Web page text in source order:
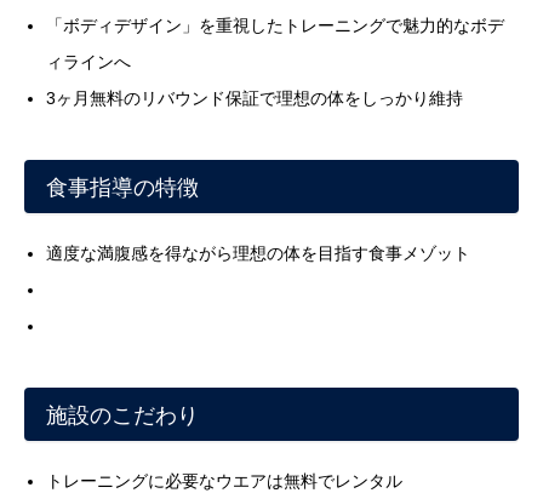
「ボディデザイン」を重視したトレーニングで魅力的なボデ
ィラインへ
3ヶ月無料のリバウンド保証で理想の体をしっかり維持
食事指導の特徴
適度な満腹感を得ながら理想の体を目指す食事メゾット
施設のこだわり
トレーニングに必要なウエアは無料でレンタル